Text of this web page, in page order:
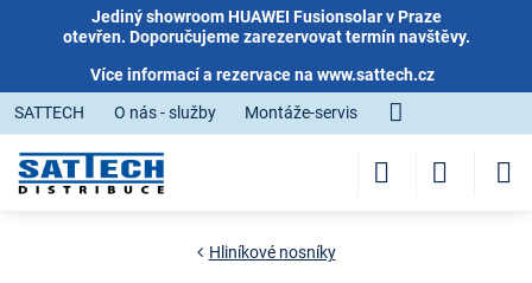
Jediný showroom HUAWEI Fusionsolar v Praze
otevřen. Doporučujeme zarezervovat termín navštěvy.
Více informací a rezervace na www.sattech.cz
SATTECH
O nás - služby Montáže-servis
Hliníkové nosníky